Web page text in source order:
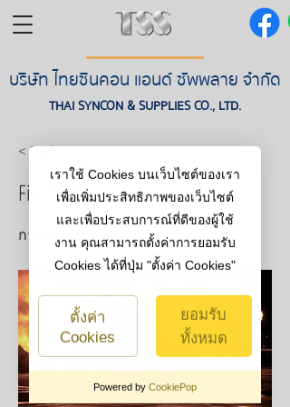
THAI SYNCON & SUPPLIES CO., LTD.
บริษัท ไทยซินคอน แอนด์ ซัพพลาย จำกัด
< Back
Fire Test
การทดสอบการลามไฟ DIN 4102
เราใช้ Cookies บนเว็บไซต์ของเรา
เพื่อเพิ่มประสิทธิภาพของเว็บไซต์
และเพื่อประสบการณ์ที่ดีของผู้ใช้
งาน คุณสามารถตั้งค่าการยอมรับ
Cookies ได้ที่ปุ่ม "ตั้งค่า Cookies"
ตั้งค่า
Cookies
ยอมรับ
ทั้งหมด
Powered by CookiePop